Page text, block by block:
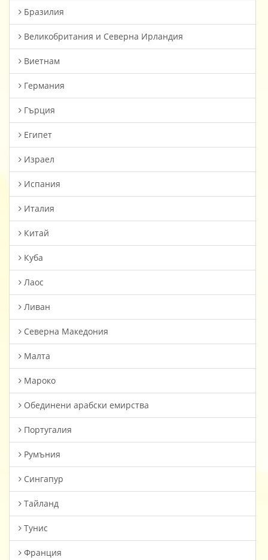
Бразилия
Великобритания и Северна Ирландия
Виетнам
Германия
Гърция
Египет
Израел
Испания
Италия
Китай
Куба
Лаос
Ливан
Северна Македония
Малта
Мароко
Oбединени арабски емирства
Португалия
Румъния
Сингапур
Тайланд
Тунис
Франция